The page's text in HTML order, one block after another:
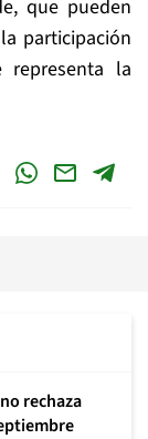
que pueden
participación
la
rechaza